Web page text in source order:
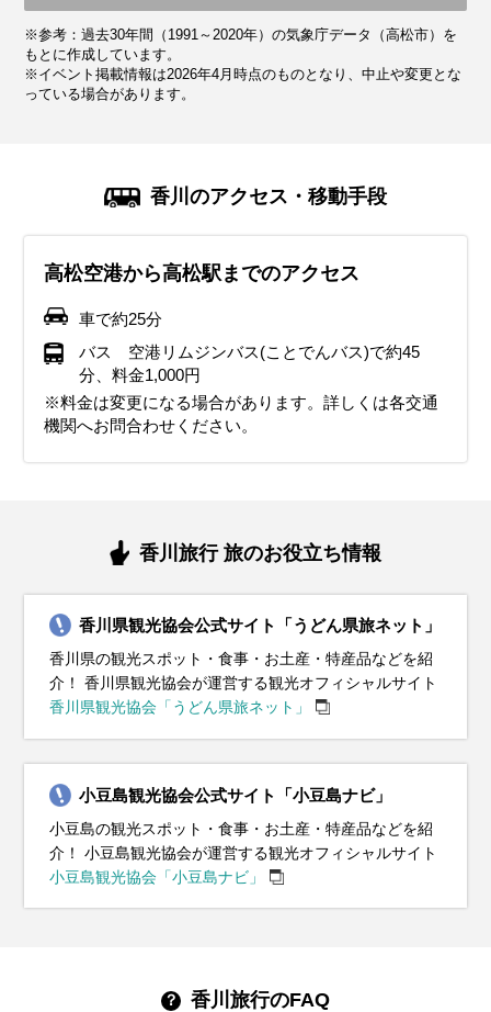
平均気温・降水量
13.2℃ 55.0mm
気候・服装
11月の四国は秋の終わりが感じられる季節で、平均気温は
意しておくと安心です。インナーにはセーターやタートルネ
ックを着て、しっかり暖かさをキープしましょう。足元は防
寒性のあるスニーカーやブーツがおすすめです。
イベント・観光
紅葉シーズン、イルミネーションシーズン、獅子舞王国さぬき
（高松市）、空海まつり（善通寺市）、オリーブ（旬）、オリー
ブハマチ（旬）、オリーブマダイ（旬）、香川本鷹（旬）、金時
平均気温・降水量
8.1℃ 46.7mm
気候・服装
12月の四国は本格的な冬の寒さがやってきます。平均気温は
ース素材を取り入れると安心。手袋やマフラー、帽子などの
防寒小物も活用して、しっかり寒さ対策をしましょう。観光
中に冷えを感じにくくするために、滑りにくいソールのブー
ツや防寒性のあるスニーカーを履くのがおすすめです。冬の
四国ではイルミネーションや年末イベントも楽しめるので、
防寒をしっかりして素敵な冬の旅を満喫してください。
イベント・観光
（旬）、オリーブハマチ（旬）、金時にんじん（旬）
平均気温・降水量
5.9℃ 39.4mm
気候・服装
1月の四国はまさに冬本番。平均気温は6℃前後で、日によっ
はヒートテックやフリース素材のシャツが便利です。手袋、
マフラー、帽子なんかもプラスすれば冷たい風対策はバッチ
リ！足元は滑りにくいソールのスニーカーやブーツがおすす
めです。冬ならではの風情を楽しめる観光地も多いので、寒
さ対策を万全にして四国観光を楽しんでください。
イベント・観光
イルミネーションシーズン、櫃石ももて祭（坂出市）、とんど
平均気温・降水量
6.3℃ 45.8mm
気候・服装
2月の四国は1月と同じく寒さが続きますが、だんだん日差し
せませんが、日中は暖かくなることもあるので、軽めのセー
ターや長袖シャツをインナーに選ぶと便利です。朝晩の冷え
込み対策には手袋やマフラーがあると安心。観光中にカイロ
を持っておくのもおすすめです。
イベント・観光
梅の見ごろ、スイセンの見ごろ、男木島灯台水仙まつり（高松
市・男木島）、坂出天狗まつり（坂出市）、引田ひなまつり（東
平均気温・降水量
9.4℃ 81.4mm
気候・服装
3月の四国は春の気配が感じられる季節。平均気温は10℃前
シャツやセーターを選んで、重ね着で体温調整しやすい服装
がおすすめです。日中は暖かく感じる日も増えてくるので、
薄手のカーディガンや軽めのジャケットでも十分対応できま
す。
イベント・観光
梅の見ごろ、桜の見ごろ、引田ひなまつり（東かがわ市）、アス
パラガス（旬）
平均気温・降水量
14.7℃ 74.6mm
気候・服装
4月の四国は春本番。桜が満開になるベストシーズンです。
トレンチコートがちょうどいいです。インナーには長袖シャ
ツや薄手のセーターを選んで、寒暖差に対応できる重ね着ス
タイルがおすすめ。観光で歩き回るなら、履き心地の良いス
ニーカーが快適です。急な雨に備えて折りたたみ傘を持って
おくと安心です。
イベント・観光
桜の見ごろ、芝桜の見ごろ、菜の花の見ごろ、四国こんぴら歌舞
平均気温・降水量
19.8℃ 100.9mm
気候・服装
5月の四国は初夏の爽やかな気候で、観光にもぴったりな季
トがおすすめ。日中は半袖シャツや軽めのパンツ、スカート
でも快適に過ごせます。朝晩は少し涼しいこともあるので、
脱ぎ着しやすいスタイルがベスト。紫外線対策として帽子や
日焼け止めもあると安心です。観光するなら動きやすいスニ
ーカーやサンダルで、四国の自然や文化を楽しんでくださ
い。
イベント・観光
平均気温・降水量
23.3℃ 153.1mm
気候・服装
6月の四国は梅雨入りの時期で、雨の日が増えてきます。平
め。防水性のあるジャケットやレインコート、折りたたみ傘
を持っておくと安心です。靴は防水加工されたスニーカーや
レインシューズが便利で、雨の日でも快適に移動できます。
雨具を上手に使って、梅雨の季節でも四国の魅力を楽しんで
ください。
イベント・観光
オリーブの花の見ごろ、アジサイの見ごろ、塩江ほたるまつり
平均気温・降水量
27.5℃ 159.8mm
気候・服装
7月の四国は夏本番！気温は30℃近くまで上がり、湿度も高
ラスでしっかり紫外線対策をしましょう。観光地や電車の中
は冷房が効いていることが多いので、薄手のカーディガンや
ストールがあると便利です。長時間歩くなら、軽くて通気性
の良いスニーカーがおすすめ。暑さに負けず四国観光を楽し
んでください。
イベント・観光
海水浴シーズン、かんおんじ銭形まつり（観音寺市）、庵治の船
※参考：過去30年間（1991～2020年）の気象庁データ（高松市）を
もとに作成しています。
※イベント掲載情報は2026年4月時点のものとなり、中止や変更とな
っている場合があります。
香川のアクセス・移動手段
高松空港から高松駅までのアクセス
車で約25分
バス 空港リムジンバス(ことでんバス)で約45
分、料金1,000円
※料金は変更になる場合があります。詳しくは各交通
機関へお問合わせください。
香川旅行 旅のお役立ち情報
香川県観光協会公式サイト「うどん県旅ネット」
香川県の観光スポット・食事・お土産・特産品などを紹
介！ 香川県観光協会が運営する観光オフィシャルサイト
香川県観光協会「うどん県旅ネット」
小豆島観光協会公式サイト「小豆島ナビ」
小豆島の観光スポット・食事・お土産・特産品などを紹
介！ 小豆島観光協会が運営する観光オフィシャルサイト
小豆島観光協会「小豆島ナビ」
香川旅行のFAQ